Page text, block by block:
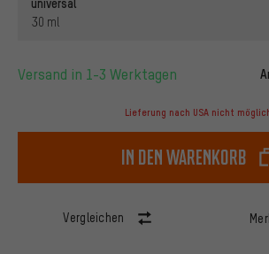
30 ml
Versand in 1-3 Werktagen
Lieferung nach USA nicht
In den Warenkorb
Vergleichen